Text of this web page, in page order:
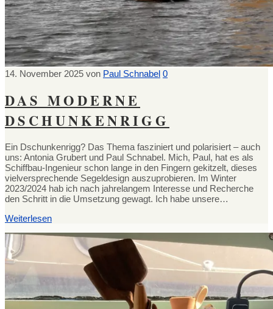
14. November 2025 von Paul Schnabel 0
DAS MODERNE
DSCHUNKENRIGG
Ein Dschunkenrigg? Das Thema fasziniert und polarisiert – auch
uns: Antonia Grubert und Paul Schnabel. Mich, Paul, hat es als
Schiffbau-Ingenieur schon lange in den Fingern gekitzelt, dieses
vielversprechende Segeldesign auszuprobieren. Im Winter
2023/2024 hab ich nach jahrelangem Interesse und Recherche
den Schritt in die Umsetzung gewagt. Ich habe unsere…
Weiterlesen